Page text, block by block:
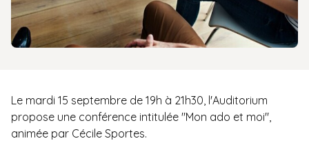
Le mardi 15 septembre de 19h à 21h30, l'Auditorium
propose une conférence intitulée "Mon ado et moi",
animée par Cécile Sportes.